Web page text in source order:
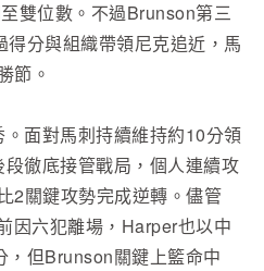
雙位數。不過Brunson第三
分與組織帶領尼克追近，馬
節。
面對馬刺持續維持約10分領
徹底接管戰局，個人連續攻
2關鍵攻勢完成逆轉。儘管
因六犯離場，Harper也以中
，但Brunson關鍵上籃命中